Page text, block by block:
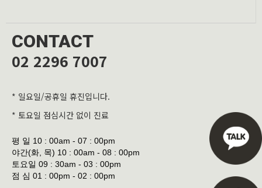
CONTACT
02 2296 7007
* 일요일/공휴일 휴진입니다.
* 토요일 점심시간 없이 진료
평 일 10 : 00am - 07 : 00pm
야간(화, 목) 10 : 00am - 08 : 00pm
토요일 09 : 30am - 03 : 00pm
점 심 01 : 00pm - 02 : 00pm